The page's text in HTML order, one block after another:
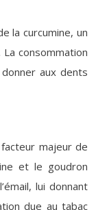
la curcumine, un
consommation
aux dents
majeur de
et le goudron
lui donnant
due au tabac